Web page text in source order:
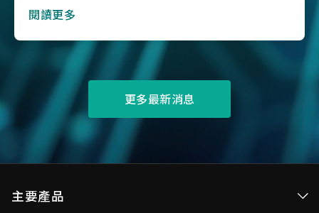
閱讀更多
更多最新消息
主要產品